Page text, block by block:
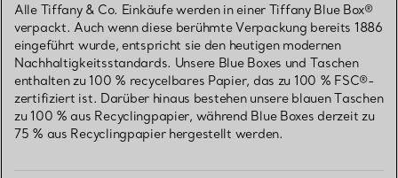
Alle Tiffany & Co. Einkäufe werden in einer Tiffany Blue Box®
verpackt. Auch wenn diese berühmte Verpackung bereits 1886
eingeführt wurde, entspricht sie den heutigen modernen
Nachhaltigkeitsstandards. Unsere Blue Boxes und Taschen
enthalten zu 100 % recycelbares Papier, das zu 100 % FSC®-
zertifiziert ist. Darüber hinaus bestehen unsere blauen Taschen
zu 100 % aus Recyclingpapier, während Blue Boxes derzeit zu
75 % aus Recyclingpapier hergestellt werden.